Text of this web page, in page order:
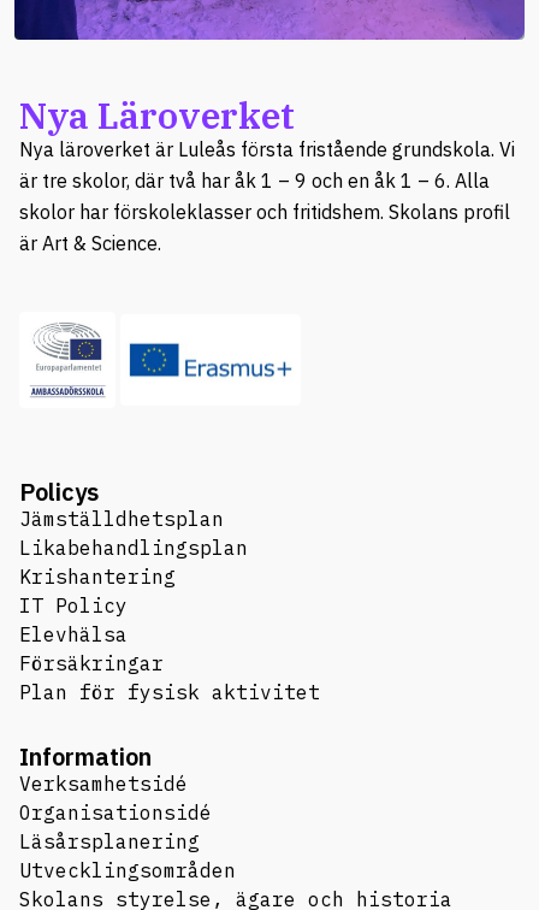
Nya Läroverket
Nya läroverket är Luleås första fristående grundskola. Vi
är tre skolor, där två har åk 1 – 9 och en åk 1 – 6. Alla
skolor har förskoleklasser och fritidshem. Skolans profil
är Art & Science.
Policys
Jämställdhetsplan
Likabehandlingsplan
Krishantering
IT Policy
Elevhälsa
Försäkringar
Plan för fysisk aktivitet
Information
Verksamhetsidé
Organisationsidé
Läsårsplanering
Utvecklingsområden
Skolans styrelse, ägare och historia